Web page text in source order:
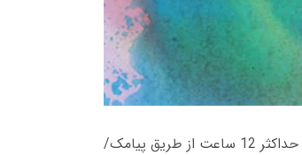
زمان تحویل کتاب های 600 هزار تومانی دانلود فوری از حساب کاربری می باشد، و زمان تحویل لینک دانلود کتاب های 500 هزار تومانی حداکثر 12 ساعت از طریق پیامک/